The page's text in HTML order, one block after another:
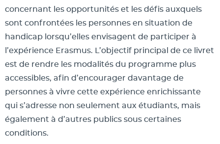
concernant les opportunités et les défis auxquels
sont confrontées les personnes en situation de
handicap lorsqu’elles envisagent de participer à
l’expérience Erasmus. L’objectif principal de ce livret
est de rendre les modalités du programme plus
accessibles, afin d’encourager davantage de
personnes à vivre cette expérience enrichissante
qui s’adresse non seulement aux étudiants, mais
également à d’autres publics sous certaines
conditions.